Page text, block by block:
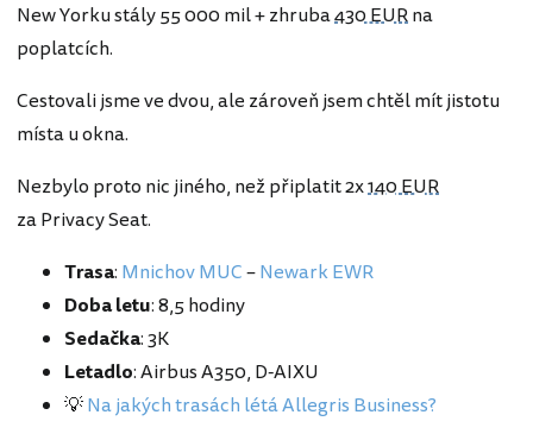
New Yorku stály 55 000 mil + zhruba430 EURna
poplatcích.
Cestovali jsme ve dvou, ale zároveň jsem chtěl mít jistotu
místa u okna.
Nezbylo proto nic jiného, než připlatit 2x140 EUR
za Privacy Seat.
Trasa: Mnichov MUC–Newark EWR
Doba letu: 8,5 hodiny
Sedačka: 3K
Letadlo: Airbus A350, D-AIXU
💡Na jakých trasách létá Allegris Business?